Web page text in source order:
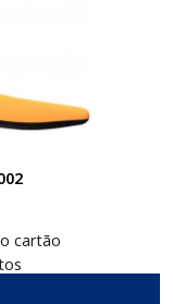
cartão